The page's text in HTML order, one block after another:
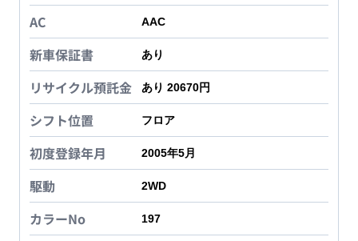
AC AAC
新車保証書 あり
リサイクル預託金 あり 20670円
シフト位置 フロア
初度登録年月 2005年5月
駆動 2WD
カラーNo 197